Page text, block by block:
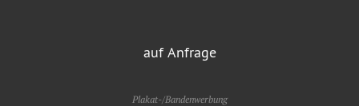
auf Anfrage
Plakat-/Bandenwerbung